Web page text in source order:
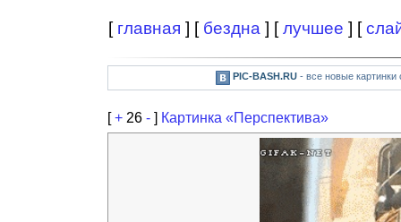
[ главная ] [ бездна ] [лучшее ] [
PIC-BASH.RU- все новые картинки
[+ 26 - ] Картинка «Перспектива»